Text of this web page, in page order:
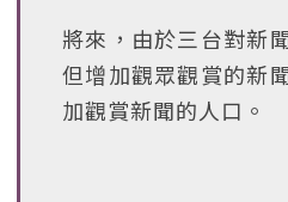
將來，由於三台對新
但增加觀眾觀賞的新
加觀賞新聞的人口。